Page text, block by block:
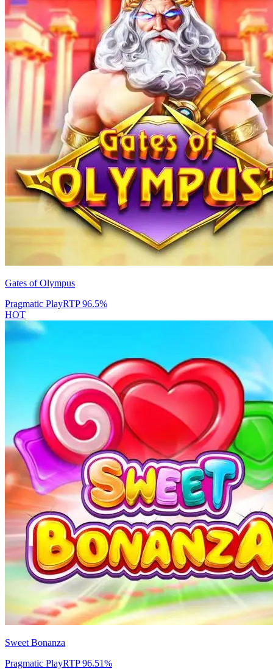
Gates of Olympus
Pragmatic PlayRTP96.5%
HOT
Sweet Bonanza
Pragmatic PlayRTP96.51%